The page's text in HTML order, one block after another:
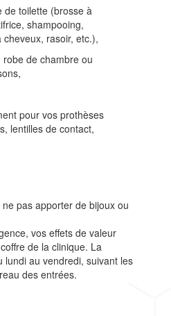
de toilette (brosse à
shampooing,
rasoir, etc.),
de chambre ou
pour vos prothèses
lentilles de contact,
pas apporter de bijoux ou
vos effets de valeur
de la clinique. La
lundi au vendredi, suivant les
des entrées.